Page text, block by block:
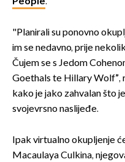
"Planirali su ponovno
im se nedavno, prije
Čujem se s Jedom
Goethals te Hillary Wolf”,
kako je jako zahvalan što
svojevrsno naslijeđe.
Ipak virtualno okupljenje
Macaulaya Culkina,